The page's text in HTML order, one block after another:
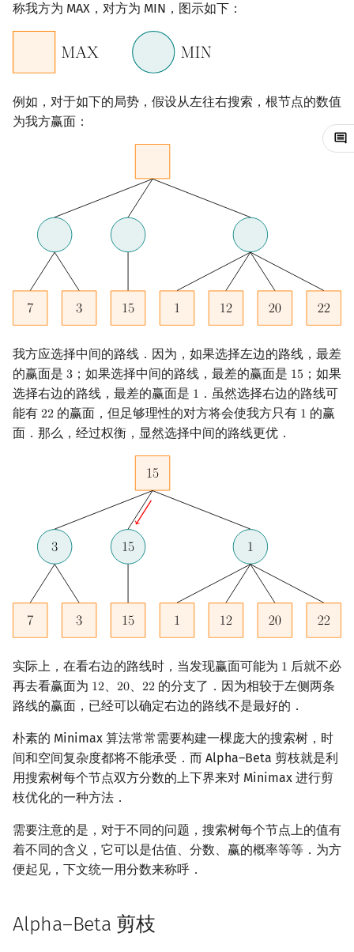
Code::Blocks
排序应用
DP 优化
其它 DP 方法
后缀树
Manacher
序列自动机
Lyndon 分解
Main–Lorentz 算法
卢卡斯定理
同余方程
高次剩余 & 单位根
数论分块
狄利克雷卷积
莫比乌斯反演
杜教筛
Powerful Number 筛
Min_25 筛
类欧几里德算法
Meissel–Lehmer 算法
连分数
Stern–Brocot 树与 Farey
二次域
Pell 方程
普通生成函数
指数生成函数
图论计数
线性规划
抽象代数
博弈论
杨氏矩阵
拟阵
Berlekamp–Massey 算法
二叉搜索树 & 平衡树
树套树
析合树
PQ 树
手指树
霍夫曼树
最小环
哈密顿图
弦图
图的着色
网络流
图的匹配
Prüfer 序列
矩阵树定理
最大团搜索算法
支配树
图上随机游走
Garsia–Wachs 算法
15-puzzle
珂朵莉树/颜色段均摊
称我方为 MAX，对方为 MIN，图示如下：
例如，对于如下的局势，假设从左往右搜索，根节点的数值
为我方赢面：
我方应选择中间的路线．因为，如果选择左边的路线，最差
的赢面是 3
3 ；如果选择中间的路线，最差的赢面是 15
15 ；如果
选择右边的路线，最差的赢面是 1
1 ．虽然选择右边的路线可
能有 22
22 的赢面，但足够理性的对方将会使我方只有 1
1 的赢
面．那么，经过权衡，显然选择中间的路线更优．
实际上，在看右边的路线时，当发现赢面可能为 1
1 后就不必
再去看赢面为 12
12 20
20 22
22 的分支了．因为相较于左侧两条
路线的赢面，已经可以确定右边的路线不是最好的．
朴素的 Minimax 算法常常需要构建一棵庞大的搜索树，时
间和空间复杂度都将不能承受．而 Alpha–Beta 剪枝就是利
用搜索树每个节点双方分数的上下界来对 Minimax 进行剪
枝优化的一种方法．
需要注意的是，对于不同的问题，搜索树每个节点上的值有
着不同的含义，它可以是估值、分数、赢的概率等等．为方
便起见，下文统一用分数来称呼．
Alpha–Beta 剪枝